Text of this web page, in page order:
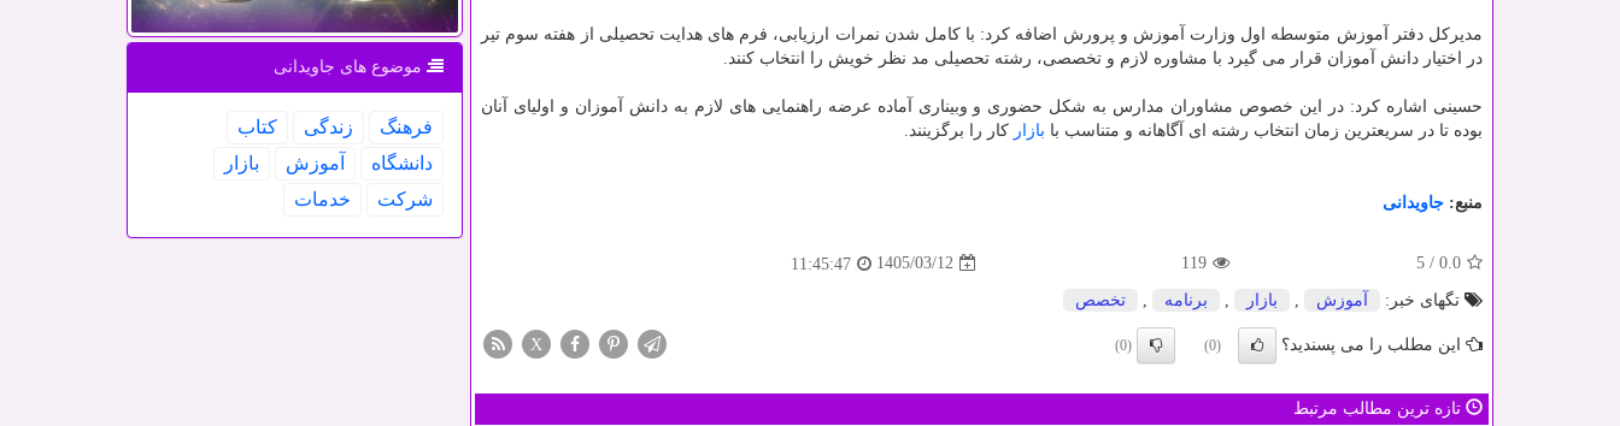
مدیرکل دفتر آموزش متوسطه اول وزارت آموزش و پرورش اضافه کرد: با کامل شدن نمرات ارزیابی، فرم های هدایت تحصیلی از هفته سوم تیر
در اختیار دانش آموزان قرار می گیرد با مشاوره لازم و تخصصی، رشته تحصیلی مد نظر خویش را انتخاب کنند.
حسینی اشاره کرد: در این خصوص مشاوران مدارس به شکل حضوری و وبیناری آماده عرضه راهنمایی های لازم به دانش آموزان و اولیای آنان
بوده تا در سریعترین زمان انتخاب رشته ای آگاهانه و متناسب با بازار کار را برگزینند.
منبع: جاویدانی
0.0
/
5
119
1405/03/12
11:45:47
تگهای خبر:
آموزش بازار برنامه تخصص
این مطلب را می پسندید؟ (0)
(0)
X
تازه ترین مطالب مرتبط
موضوع های جاویدانی
فرهنگ زندگی
كتاب
دانشگاه
آموزش
بازار
شركت
خدمات